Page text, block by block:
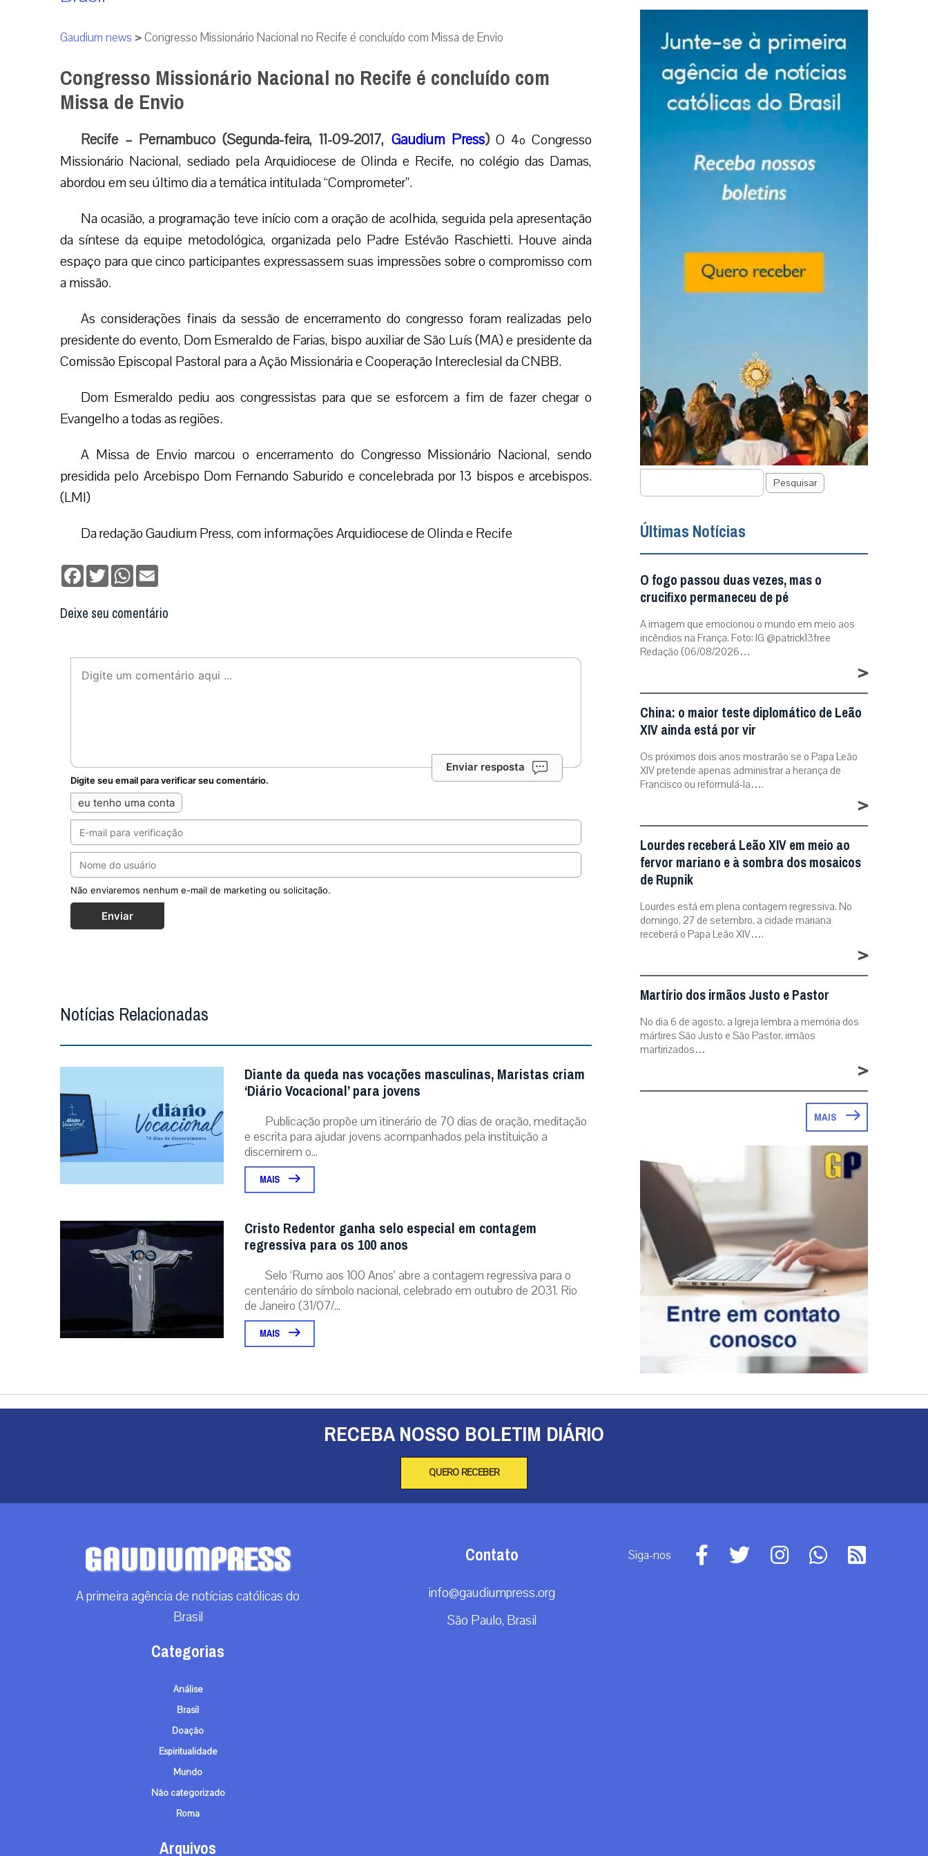
Gaudium news >Congresso Missionário Nacional no Recife é concluído com Missa de Envio
Congresso Missionário Nacional no Recife é concluído com
Missa de Envio
Recife – Pernambuco (Segunda-feira, 11-09-2017, Gaudium Press)O 4º Congresso
Missionário Nacional, sediado pela Arquidiocese de Olinda e Recife, no colégio das Damas,
abordou em seu último dia a temática intitulada “Comprometer”.
Na ocasião, a programação teve início com a oração de acolhida, seguida pela apresentação
da síntese da equipe metodológica, organizada pelo Padre Estévão Raschietti. Houve ainda
espaço para que cinco participantes expressassem suas impressões sobre o compromisso com
a missão.
As considerações finais da sessão de encerramento do congresso foram realizadas pelo
presidente do evento, Dom Esmeraldo de Farias, bispo auxiliar de São Luís (MA) e presidente da
Comissão Episcopal Pastoral para a Ação Missionária e Cooperação Intereclesial da CNBB.
Dom Esmeraldo pediu aos congressistas para que se esforcem a fim de fazer chegar o
Evangelho a todas as regiões.
A Missa de Envio marcou o encerramento do Congresso Missionário Nacional, sendo
presidida pelo Arcebispo Dom Fernando Saburido e concelebrada por 13 bispos e arcebispos.
(LMI)
Da redação Gaudium Press, com informações Arquidiocese de Olinda e Recife
Facebook
TwitterWhatsApp
Deixe seu comentário
Enviar resposta
Digite seu email para verificar seu comentário.
eu tenho uma conta
Não enviaremos nenhum e-mail de marketing ou solicitação.
Enviar
Notícias Relacionadas
Diante da queda nas vocações masculinas, Maristas criam
‘Diário Vocacional’ para jovens
Publicação propõe um itinerário de 70 dias de oração, meditação
e escrita para ajudar jovens acompanhados pela instituição a
discernirem o...
MAIS
Cristo Redentor ganha selo especial em contagem
regressiva para os 100 anos
Selo ‘Rumo aos 100 Anos’ abre a contagem regressiva para o
centenário do símbolo nacional, celebrado em outubro de 2031. Rio
de Janeiro (31/07/...
MAIS
Pesquisar
Últimas Notícias
O fogo passou duas vezes, mas o
crucifixo permaneceu de pé
A imagem que emocionou o mundo em meio aos
incêndios na França. Foto: IG @patrick13free
Redação (06/08/2026…
>
China: o maior teste diplomático de Leão
XIV ainda está por vir
Os próximos dois anos mostrarão se o Papa Leão
XIV pretende apenas administrar a herança de
Francisco ou reformulá-la….
>
Lourdes receberá Leão XIV em meio ao
fervor mariano e à sombra dos mosaicos
de Rupnik
Lourdes está em plena contagem regressiva. No
domingo, 27 de setembro, a cidade mariana
receberá o Papa Leão XIV….
>
Martírio dos irmãos Justo e Pastor
No dia 6 de agosto, a Igreja lembra a memória dos
mártires São Justo e São Pastor, irmãos
martirizados…
>
MAIS
RECEBA NOSSO BOLETIM DIÁRIO
QUERO RECEBER
A primeira agência de notícias católicas do
Brasil
Categorias
Análise
Brasil
Doação
Espiritualidade
Mundo
Não categorizado
Roma
Arquivos
Contato
info@gaudiumpress.org
São Paulo, Brasil
Siga-nos